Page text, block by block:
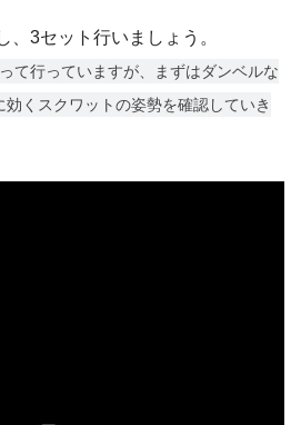
、3セット行いましょう。
て行っていますが、まずはダンベルな
効くスクワットの姿勢を確認していき